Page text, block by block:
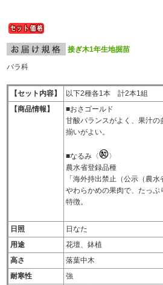
接ぎ木1年生地掘苗
バラ科
【セット内容】
以下2種各1本 計2本1組
【商品情報】
■おさゴールド
甘酸バランスがよく、果汁の
揃いがよい。
■なるみ〈
〉
農水省登録品種
「海外持出禁止（公示（農水
やわらかめの果肉で、たっぷ
特徴。
日照
日なた
用途
花壇、鉢植
高さ
落葉中木
耐寒性
強